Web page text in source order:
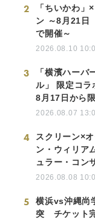
2
「ちいかわ
ン ～8月21日
で開催～
2026.08.10
3
「横濱ハーバ
ル」 限定コ
8月17日から
2026.08.07
4
スクリーン×
ン・ウィリア
ュラー・コン
2026.08.08
5
横浜vs沖縄尚
突 チケット